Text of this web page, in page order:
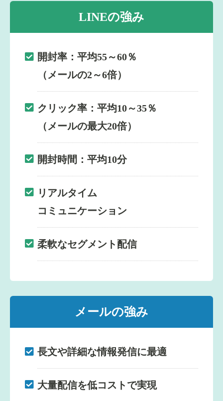
LINEの強み
開封率：平均55～60％
（メールの2～6倍）
クリック率：平均10～35％
（メールの最大20倍）
開封時間：平均10分
リアルタイム
コミュニケーション
柔軟なセグメント配信
メールの強み
長文や詳細な情報発信に最適
大量配信を低コストで実現